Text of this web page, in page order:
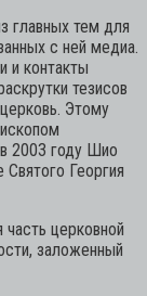
главных тем для
с ней медиа.
и контакты
тезисов
Этому
2003 году Шио
Георгия
церковной
заложенный